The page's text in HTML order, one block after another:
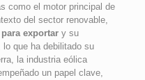
como el motor principal de
del sector renovable,
exportary su
que ha debilitado su
la industria eólica
un papel clave,